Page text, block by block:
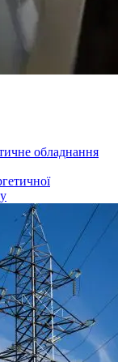
обладнання